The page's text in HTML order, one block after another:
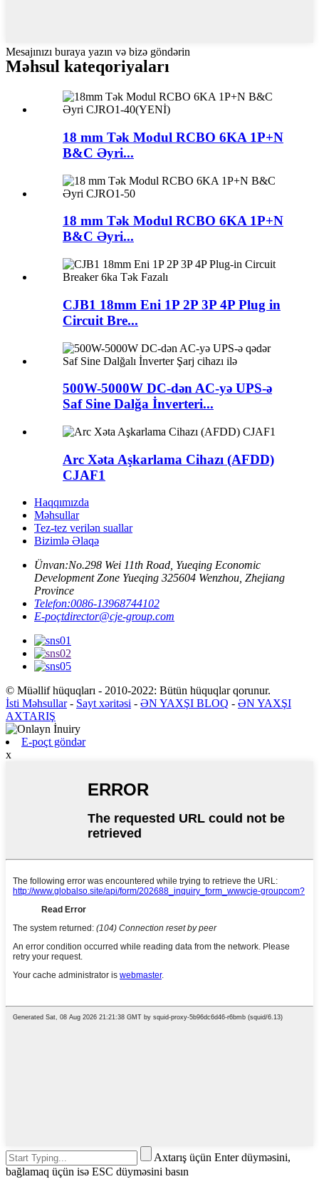
Mesajınızı buraya yazın və bizə göndərin
Məhsul kateqoriyaları
18 mm Tək Modul RCBO 6KA 1P+N
B&C Əyri...
18 mm Tək Modul RCBO 6KA 1P+N
B&C Əyri...
CJB1 18mm Eni 1P 2P 3P 4P Plug in
Circuit Bre...
500W-5000W DC-dən AC-yə UPS-ə
Saf Sine Dalğa İnverteri...
Arc Xəta Aşkarlama Cihazı (AFDD)
CJAF1
Haqqımızda
Məhsullar
Tez-tez verilən suallar
Bizimlə Əlaqə
Ünvan:No.298 Wei 11th Road, Yueqing Economic
Development Zone Yueqing 325604 Wenzhou, Zhejiang
Province
Telefon:0086-13968744102
E-poçtdirector@cje-group.com
© Müəllif hüquqları - 2010-2022: Bütün hüquqlar qorunur.
İsti Məhsullar- Sayt xəritəsi - ƏN YAXŞI BLOQ - ƏN YAXŞI
AXTARIŞ
E-poçt göndər
x
Axtarış üçün Enter düyməsini,
bağlamaq üçün isə ESC düyməsini basın